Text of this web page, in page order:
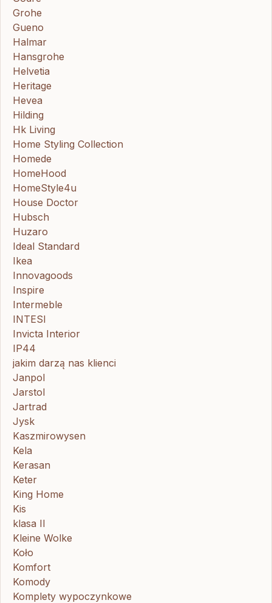
Grohe
Gueno
Halmar
Hansgrohe
Helvetia
Heritage
Hevea
Hilding
Hk Living
Home Styling Collection
Homede
HomeHood
HomeStyle4u
House Doctor
Hubsch
Huzaro
Ideal Standard
Ikea
Innovagoods
Inspire
Intermeble
INTESI
Invicta Interior
IP44
jakim darzą nas klienci
Janpol
Jarstol
Jartrad
Jysk
Kaszmirowysen
Kela
Kerasan
Keter
King Home
Kis
klasa II
Kleine Wolke
Koło
Komfort
Komody
Komplety wypoczynkowe